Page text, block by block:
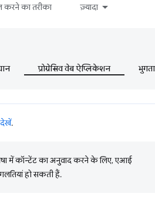
करने का तरीका ज़्यादा
प्रोग्रेसिव वेब ऐप्लिकेशन
देखें.
में कॉन्टेंट का अनुवाद करने के लिए, एआई
हो सकती हैं.